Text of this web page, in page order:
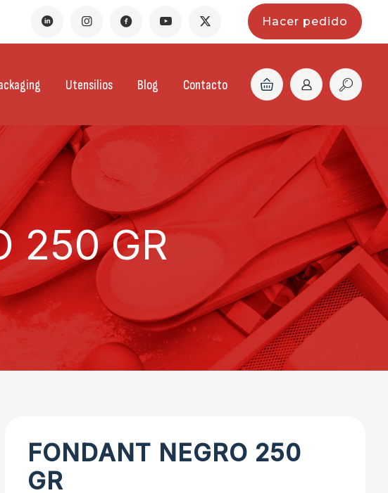
Hacer pedido
Utensilios Blog Contacto
250 GR
FONDANT NEGRO 250
GR